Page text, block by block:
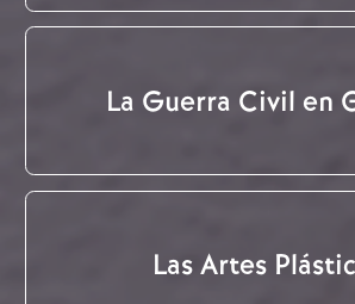
La Guerra Civil en
Las Artes